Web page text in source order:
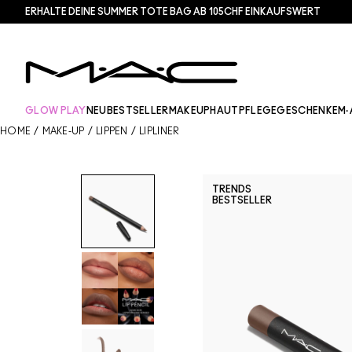
ERHALTE DEINE SUMMER TOTE BAG AB 105CHF EINKAUFSWERT​
GLOW PLAY NEU BESTSELLER MAKEUP HAUTPFLEGEGESCHENKE
HOME / MAKE-UP / LIPPEN / LIPLINER
TRENDS
BESTSELLER